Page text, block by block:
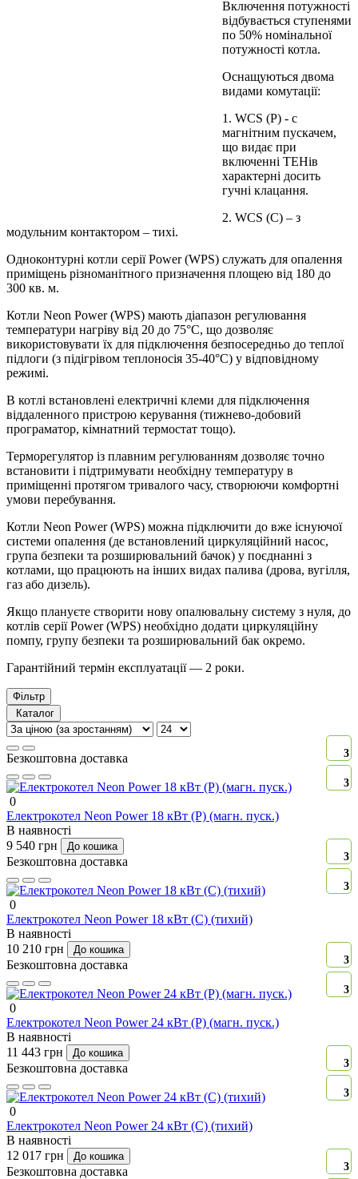
Включення потужності
відбувається ступенями
по 50% номінальної
потужності котла.
Оснащуються двома
видами комутації:
1. WCS (P) - c
магнітним пускачем,
що видає при
включенні ТЕНів
характерні досить
гучні клацання.
2. WCS (C) – з
модульним контактором – тихі.
Одноконтурні котли серії Power (WPS) служать для опалення
приміщень різноманітного призначення площею від 180 до
300 кв. м.
Котли Neon Power (WPS) мають діапазон регулювання
температури нагріву від 20 до 75°С, що дозволяє
використовувати їх для підключення безпосередньо до теплої
підлоги (з підігрівом теплоносія 35-40°C) у відповідному
режимі.
В котлі встановлені електричні клеми для підключення
віддаленного пристрою керування (тижнево-добовий
програматор, кімнатний термостат тощо).
Терморегулятор із плавним регулюванням дозволяє точно
встановити і підтримувати необхідну температуру в
приміщенні протягом тривалого часу, створюючи комфортні
умови перебування.
Котли Neon Power (WPS) можна підключити до вже існуючої
системи опалення (де встановлений циркуляційний насос,
група безпеки та розширювальний бачок) у поєднанні з
котлами, що працюють на інших видах палива (дрова, вугілля,
газ або дизель).
Якщо плануєте створити нову опалювальну систему з нуля, до
котлів серії Power (WPS) необхідно додати циркуляційну
помпу, групу безпеки та розширювальний бак окремо.
Гарантійний термін експлуатації — 2 роки.
Фільтр
Каталог
Безкоштовна доставка 3
3
0
Електрокотел Neon Power 18 кВт (P) (магн. пуск.)
В наявності
9 540 грн
До кошика
Безкоштовна доставка 3
3
0
Електрокотел Neon Power 18 кВт (C) (тихий)
В наявності
10 210 грн
До кошика
Безкоштовна доставка 3
3
0
Електрокотел Neon Power 24 кВт (P) (магн. пуск.)
В наявності
11 443 грн
До кошика
Безкоштовна доставка 3
3
0
Електрокотел Neon Power 24 кВт (C) (тихий)
В наявності
12 017 грн
До кошика
Безкоштовна доставка 3